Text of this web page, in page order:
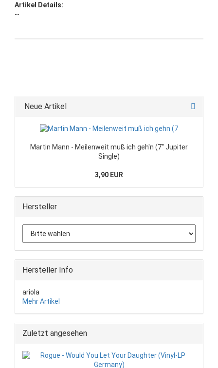
Artikel Details:
--
Neue Artikel
Martin Mann - Meilenweit muß ich geh'n (7" Jupiter
Single)
3,90 EUR
Hersteller
Hersteller Info
ariola
Mehr Artikel
Zuletzt angesehen